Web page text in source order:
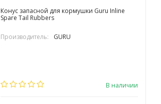
Конус запасной для кормушки Guru Inline
Spare Tail Rubbers
Производитель: GURU
В наличии